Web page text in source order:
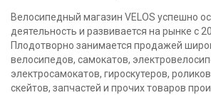
Велосипедный магазин VELOS успешно
деятельность и развивается на рынке с
Плодотворно занимается продажей
велосипедов, самокатов,
электросамокатов, гироскутеров,
скейтов, запчастей и прочих товаров